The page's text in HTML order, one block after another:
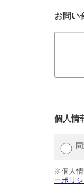
お問い
個人情
※個人情
ーポリ